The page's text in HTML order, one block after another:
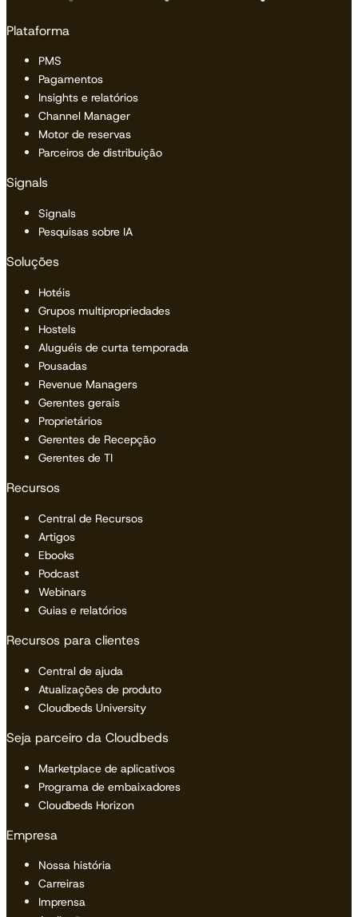
Plataforma
PMS
Pagamentos
Insights e relatórios
Channel Manager
Motor de reservas
Parceiros de distribuição
Signals
Signals
Pesquisas sobre IA
Soluções
Hotéis
Grupos multipropriedades
Hostels
Aluguéis de curta temporada
Pousadas
Revenue Managers
Gerentes gerais
Proprietários
Gerentes de Recepção
Gerentes de TI
Recursos
Central de Recursos
Artigos
Ebooks
Podcast
Webinars
Guias e relatórios
Recursos para clientes
Central de ajuda
Atualizações de produto
Cloudbeds University
Seja parceiro da Cloudbeds
Marketplace de aplicativos
Programa de embaixadores
Cloudbeds Horizon
Empresa
Nossa história
Carreiras
Imprensa